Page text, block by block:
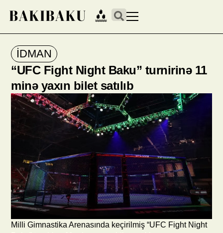
İDMAN
“UFC Fight Night Baku” turnirinə 11
minə yaxın bilet satılıb
Milli Gimnastika Arenasında keçirilmiş “UFC Fight Night